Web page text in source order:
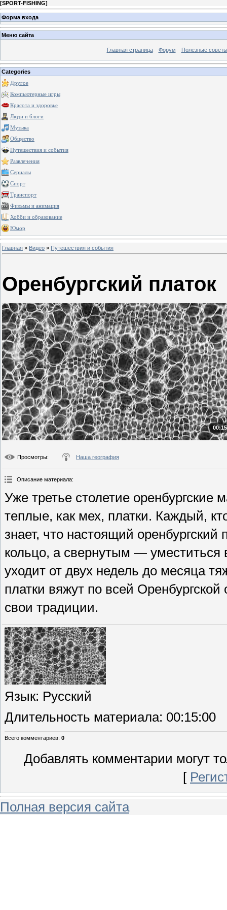
[SPORT-FISHING]
Форма входа
Меню сайта
Главная страница Форум Полезные советы
Categories
Другое
Компьютерные игры
Красота и здоровье
Люди и блоги
Музыка
Общество
Путешествия и события
Развлечения
Сериалы
Спорт
Транспорт
Фильмы и анимация
Хобби и образование
Юмор
Главная » Видео » Путешествия и события
Оренбургский платок
Просмотры: Наша география
Описание материала:
Уже третье столетие оренбургские
теплые, как мех, платки. Каждый,
знает, что настоящий
кольцо, а свернутым — уместиться
уходит от двух недель до месяца
платки вяжут по всей
свои традиции.
Язык: Русский
Длительность материала: 00:15:00
Всего комментариев: 0
Добавлять комментарии могут
[
Полная версия сайта